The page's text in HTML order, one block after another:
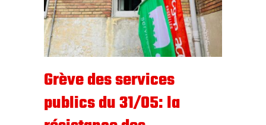
Grève des services
publics du 31/05: la